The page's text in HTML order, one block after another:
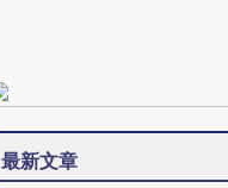
最新文章